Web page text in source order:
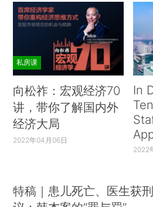
私房课
向松祚：宏观经济70
讲，带你了解国内外
经济大局
2022年04月06日
In
2022
特稿｜患儿死亡、医生获